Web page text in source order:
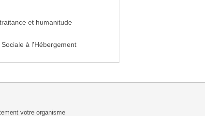
et humanitude
Sociale à l'Hébergement
votre organisme